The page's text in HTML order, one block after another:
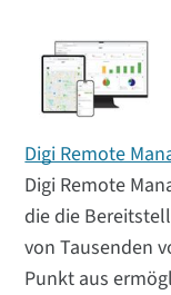
Digi Remote
Digi Remote
die die
von Tausenden
Punkt aus